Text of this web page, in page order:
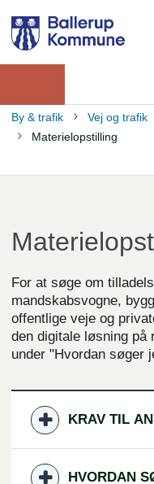
hovedindhold
Primær
Brødkrumme
By & trafik Vej og trafik
Materielopstilling
For at søge om
mandskabsvogne,
offentlige veje og
den digitale løsning på
under "Hvordan søger
KRAV TIL
HVORDAN